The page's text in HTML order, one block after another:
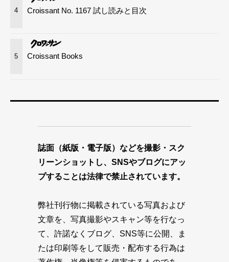
4 Croissant No. 1167 試し読みと目次
5 Croissant Books
誌面（紙版・電子版）などを撮影・スク
リーンショットし、SNSやブログにアッ
プすることは法律で禁止されています。
弊社刊行物に掲載されている写真および
文章を、写真撮影やスキャン等を行なっ
て、許諾なくブログ、SNS等に公開、ま
たは印刷等をして販売・配布する行為は